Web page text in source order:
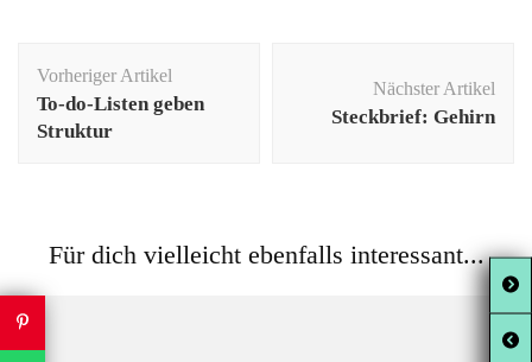
Vorheriger Artikel
To-do-Listen geben
Struktur
Nächster Artikel
Steckbrief: Gehirn
Für dich vielleicht ebenfalls interessant...